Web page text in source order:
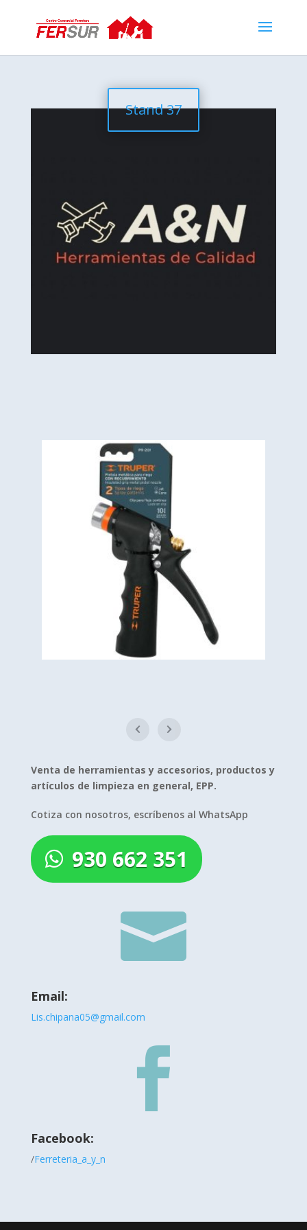
Stand 37
Venta de herramientas y accesorios, productos y
artículos de limpieza en general, EPP.
Cotiza con nosotros, escríbenos al WhatsApp
930 662 351

Email:
Lis.chipana05@gmail.com

Facebook:
/Ferreteria_a_y_n